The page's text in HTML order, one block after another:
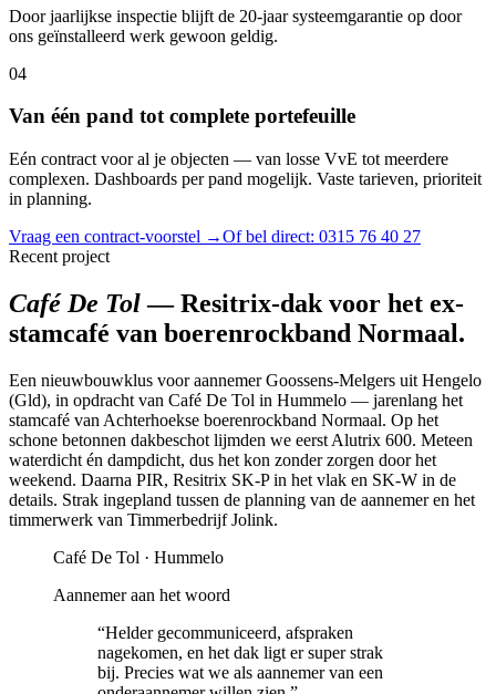
Door jaarlijkse inspectie blijft de 20-jaar systeemgarantie op door
ons geïnstalleerd werk gewoon geldig.
04
Van één pand tot complete portefeuille
Eén contract voor al je objecten — van losse VvE tot meerdere
complexen. Dashboards per pand mogelijk. Vaste tarieven, prioriteit
in planning.
Vraag een contract-voorstel →Of bel direct: 0315 76 40 27
Recent project
Café De Tol— Resitrix-dak voor het ex-
stamcafé van boerenrockband Normaal.
Een nieuwbouwklus voor aannemer Goossens-Melgers uit Hengelo
(Gld), in opdracht van Café De Tol in Hummelo — jarenlang het
stamcafé van Achterhoekse boerenrockband Normaal. Op het
schone betonnen dakbeschot lijmden we eerst Alutrix 600. Meteen
waterdicht én dampdicht, dus het kon zonder zorgen door het
weekend. Daarna PIR, Resitrix SK-P in het vlak en SK-W in de
details. Strak ingepland tussen de planning van de aannemer en het
timmerwerk van Timmerbedrijf Jolink.
Café De Tol · Hummelo
Aannemer aan het woord
“Helder gecommuniceerd, afspraken
nagekomen, en het dak ligt er super strak
bij. Precies wat we als aannemer van een